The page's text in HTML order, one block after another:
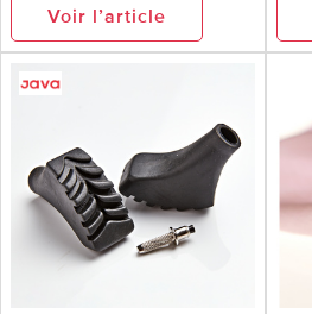
Voir l’article